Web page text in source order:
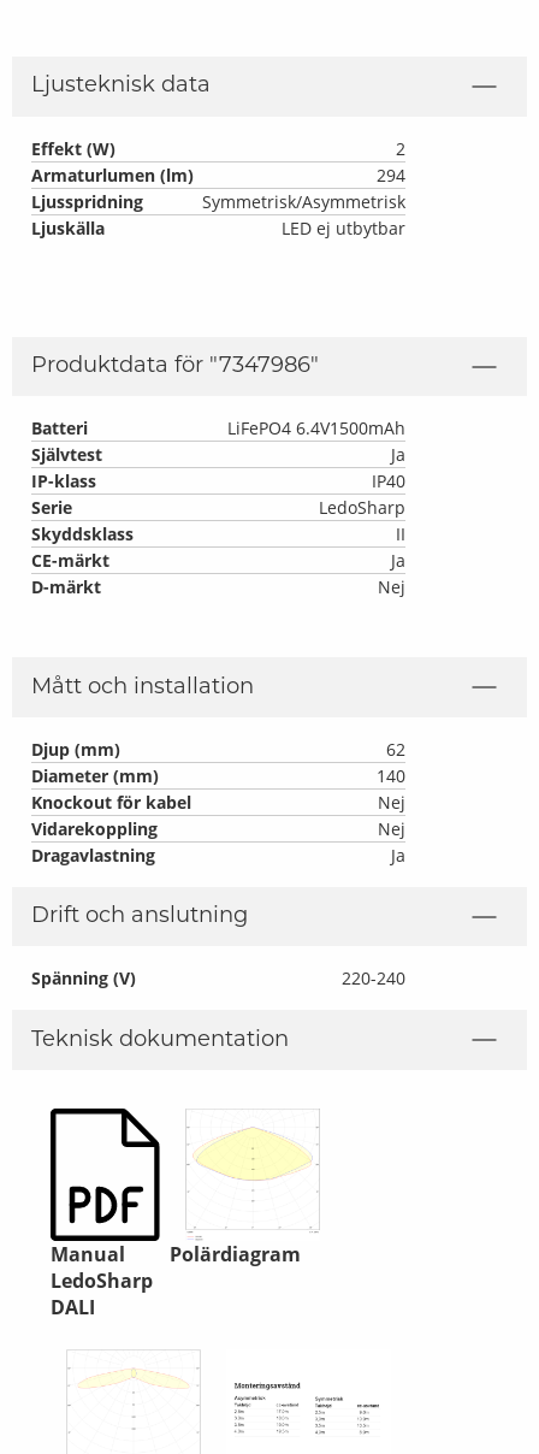
Ljusteknisk data
Effekt (W)
2
Armaturlumen (lm)
294
Ljusspridning
Symmetrisk/Asymmetrisk
Ljuskälla
LED ej utbytbar
Produktdata för "7347986"
Batteri
LiFePO4 6.4V1500mAh
Självtest
Ja
IP-klass
IP40
Serie
LedoSharp
Skyddsklass
II
CE-märkt
Ja
D-märkt
Nej
Mått och installation
Djup (mm)
62
Diameter (mm)
140
Knockout för kabel
Nej
Vidarekoppling
Nej
Dragavlastning
Ja
Drift och anslutning
Spänning (V) 220-240
Teknisk dokumentation
Manual
LedoSharp
DALI
Polärdiagram